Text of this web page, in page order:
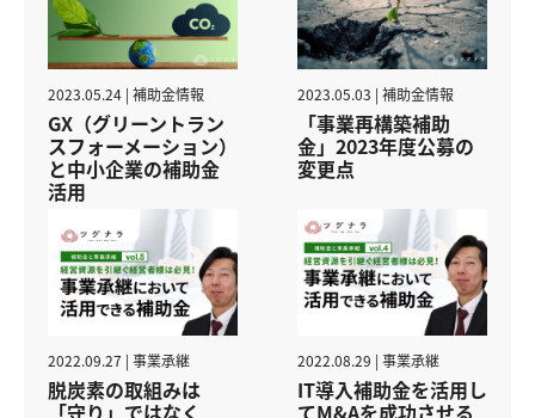
2023.05.24 | 補助金情報
GX（グリーントラン
スフォーメーション）
と中小企業の補助金
活用
2023.05.03 | 補助金情報
「事業再構築補助
金」2023年度公募の
変更点
2022.09.27 | 事業承継
脱炭素の取組みは
「守り」ではなく
2022.08.29 | 事業承継
IT導入補助金を活用し
てM&Aを成功させる